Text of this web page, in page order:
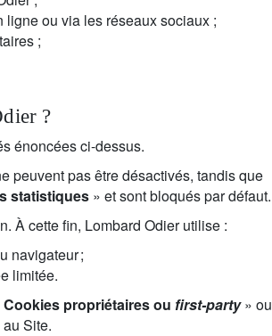
ou via les réseaux sociaux ;
;
?
énoncées ci-dessus.
peuvent pas être désactivés, tandis que
statistiques » et sont bloqués par défaut.
À cette fin, Lombard Odier utilise :
navigateur ;
limitée.
Cookies propriétairesou first-party» ou
Site.